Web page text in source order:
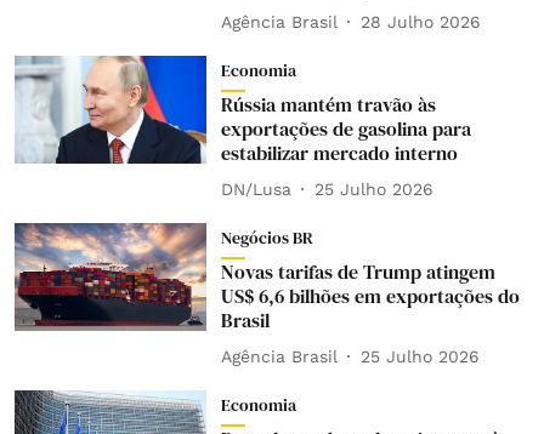
Agência Brasil 28 Julho 2026
Economia
Rússia mantém travão às
exportações de gasolina para
estabilizar mercado interno
DN/Lusa 25 Julho 2026
Negócios BR
Novas tarifas de Trump atingem
US$ 6,6 bilhões em exportações do
Brasil
Agência Brasil 25 Julho 2026
Economia